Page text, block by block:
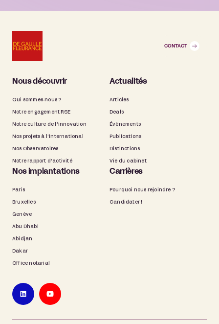
CONTACT
Nous découvrir
Qui sommes-nous ?
Notre engagement RSE
Notre culture de l’innovation
Nos projets à l’international
Nos Observatoires
Notre rapport d’activité
Actualités
Articles
Deals
Évènements
Publications
Distinctions
Vie du cabinet
Nos implantations
Paris
Bruxelles
Genève
Abu Dhabi
Abidjan
Dakar
Office notarial
Carrières
Pourquoi nous rejoindre ?
Candidater !